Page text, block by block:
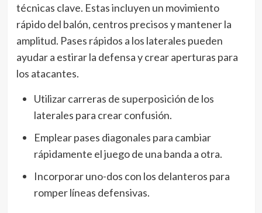
técnicas clave. Estas incluyen un movimiento
rápido del balón, centros precisos y mantener la
amplitud. Pases rápidos a los laterales pueden
ayudar a estirar la defensa y crear aperturas para
los atacantes.
Utilizar carreras de superposición de los
laterales para crear confusión.
Emplear pases diagonales para cambiar
rápidamente el juego de una banda a otra.
Incorporar uno-dos con los delanteros para
romper líneas defensivas.